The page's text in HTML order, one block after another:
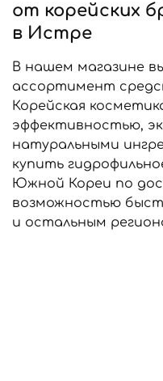
от корейских
в Истре
В нашем магазине
ассортимент
Корейская
эффективностью,
натуральными
купить
Южной Кореи по
возможностью
и остальным